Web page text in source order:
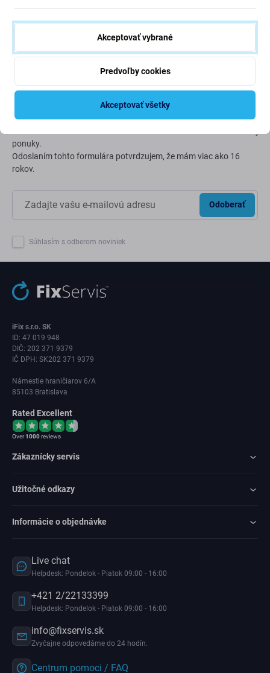
Neustále zlepšujeme našu uhlíkovú stopu, aby sme
chránili našu planétu. Prečítajte si viac o tom, ako
prispôsobujeme naše procesy, aby sme znížili našu stopu.
Viac o našej uhlíkovej stope
Newsletter Fix
ponuky.
Odoslaním tohto formulára potvrdzujem, že mám viac ako 16
rokov.
Odoberať
Súhlasím s odberom noviniek
iFix s.r.o. SK
ID: 47 019 948
DIČ: 202 371 9379
IČ DPH: SK202 371 9379
Námestie hraničiarov 6/A
85103 Bratislava
Rated Excellent
Over1000reviews
Zákaznícky servis
Užitočné odkazy
Informácie o objednávke
Live chat
Helpdesk: Pondelok - Piatok 09:00 - 16:00
+421 2/22133399
Helpdesk: Pondelok - Piatok 09:00 - 16:00
info@fixservis.sk
Zvyčajne odpovedáme do 24 hodín.
Centrum pomoci / FAQ
Akceptovať vybrané
Predvoľby cookies
Akceptovať všetky